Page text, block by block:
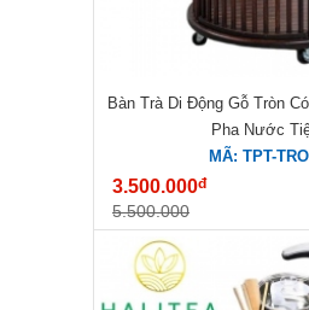
Bàn Trà Di Động Gỗ Tròn
Pha Nước
MÃ: TPT-
3.500.000đ
5.500.000